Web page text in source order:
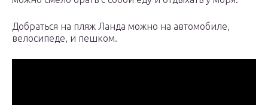
Добраться на пляж Ланда можно на автомобиле,
велосипеде, и пешком.